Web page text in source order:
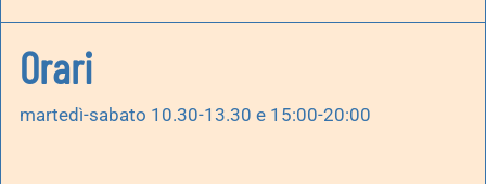
Orari
martedì-sabato 10.30-13.30 e 15:00-20:00